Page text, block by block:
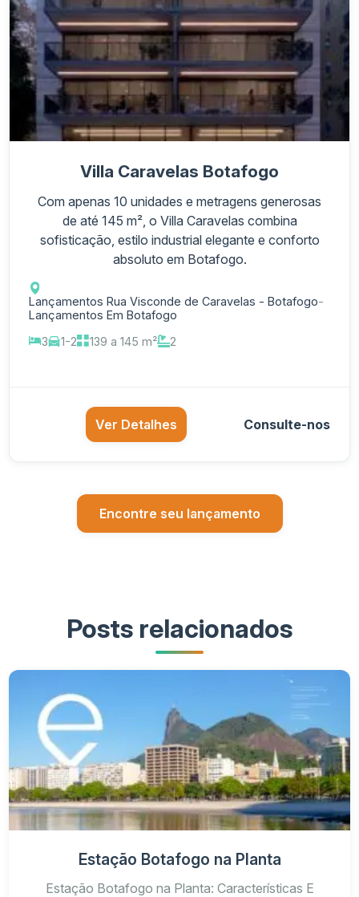
Villa Caravelas Botafogo
Com apenas 10 unidades e metragens generosas
de até 145 m², o Villa Caravelas combina
sofisticação, estilo industrial elegante e conforto
absoluto em Botafogo.
Lançamentos Rua Visconde de Caravelas - Botafogo-
Lançamentos Em Botafogo
3
1-2 139 a 145 m² 2
Ver Detalhes Consulte-nos
Encontre seu lançamento
Posts relacionados
Estação Botafogo na Planta
Estação Botafogo na Planta: Características E